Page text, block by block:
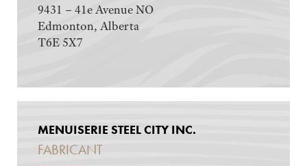
9431 – 41e Avenue NO
Edmonton, Alberta
T6E 5X7
MENUISERIE STEEL CITY INC.
FABRICANT